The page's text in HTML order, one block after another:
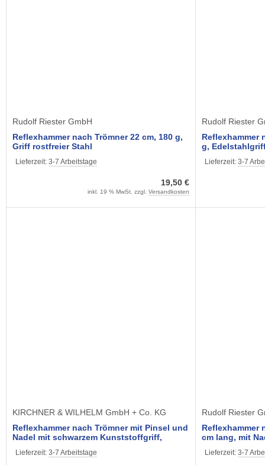
Rudolf Riester GmbH
Reflexhammer nach Trömner 22 cm, 180 g,
Griff rostfreier Stahl
Lieferzeit: 3-7 Arbeitstage
19,50 €
inkl. 19 % MwSt. zzgl. Versandkosten
Rudolf Riester
Reflexhammer
g,
Lieferzeit: 3-7
KIRCHNER & WILHELM GmbH + Co. KG
Reflexhammer nach Trömner mit Pinsel und
Nadel mit schwarzem Kunststoffgriff,
Lieferzeit: 3-7 Arbeitstage
Rudolf Riester
Reflexhammer
cm lang, mit
Lieferzeit: 3-7